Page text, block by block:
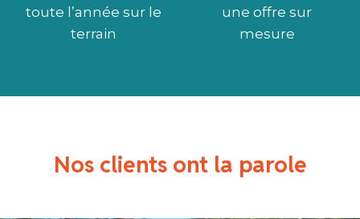
toute l’année sur le
terrain
une offre sur
mesure
Nos clients ont la parole